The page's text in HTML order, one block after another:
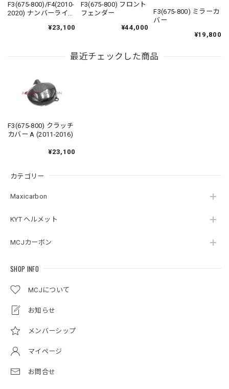
カテゴリー
Maxicarbon
KYT ヘルメット
MCJカーボン
SHOP INFO
MCJについて
お知らせ
メンバーシップ
マイページ
お問合せ
F3(675-800)/F4(2010-
2020) ナンバーライト
¥23,100
F3(675-800) フロント
フェンダー
¥44,000
F3(675-800) ミラーカ
バー
¥19,800
最近チェックした商品
F3(675-800) クラッチ
カバー A (2011-2016)
¥23,100